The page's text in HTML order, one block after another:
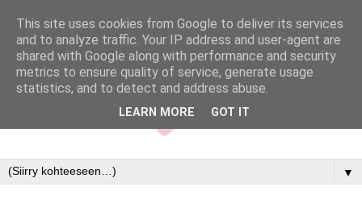
▼
This site uses cookies from Google to deliver its services
and to analyze traffic. Your IP address and user-agent are
shared with Google along with performance and security
metrics to ensure quality of service, generate usage
statistics, and to detect and address abuse.
LEARN MORE GOT IT